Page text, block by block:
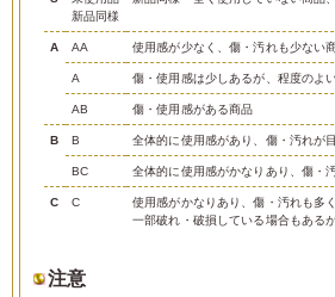
新品同様
A AA 使用感が少なく、傷・汚れも少ない
A 傷・使用感は少しあるが、程度のよ
AB 傷・使用感がある商品
B B 全体的に使用感があり、傷・汚れが
BC 全体的に使用感がかなりあり、傷・
C C
使用感がかなりあり、傷・汚れも多く
一部破れ・破損している場合もある
注意